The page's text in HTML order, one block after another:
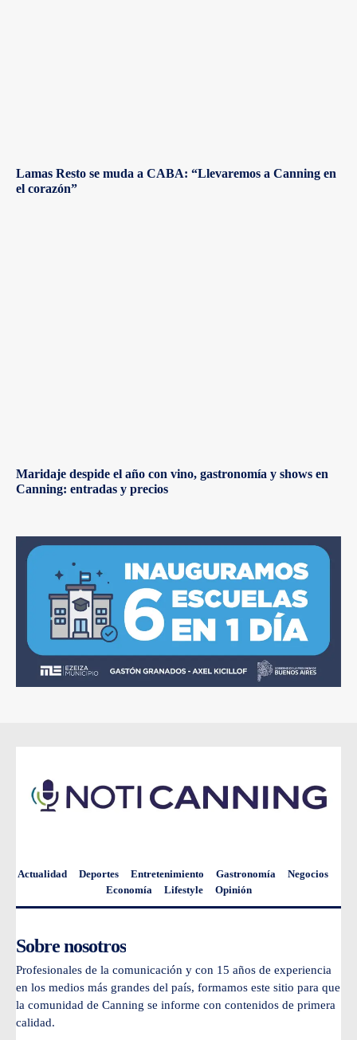
Lamas Resto se muda a CABA: “Llevaremos a Canning en
el corazón”
Maridaje despide el año con vino, gastronomía y shows en
Canning: entradas y precios
Actualidad Deportes Entretenimiento Gastronomía
Negocios
Economía
Lifestyle Opinión
Sobre nosotros
Profesionales de la comunicación y con 15 años de experiencia
en los medios más grandes del país, formamos este sitio para que
la comunidad de Canning se informe con contenidos de primera
calidad.